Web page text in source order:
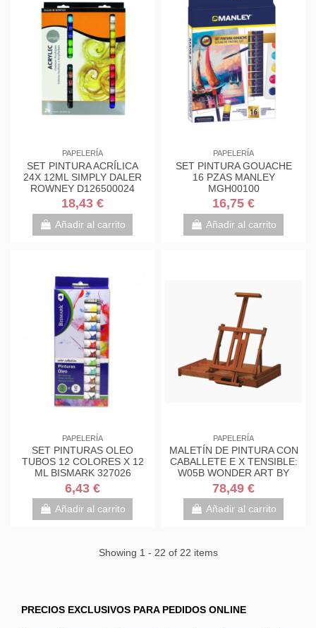
PAPELERÍA
SET PINTURA ACRÍLICA
24X 12ML SIMPLY DALER
ROWNEY D126500024
18,43 €
Añadir al carrito
PAPELERÍA
SET PINTURA GOUACHE
16 PZAS MANLEY
MGH00100
16,75 €
Añadir al carrito
PAPELERÍA
SET PINTURAS OLEO
TUBOS 12 COLORES X 12
ML BISMARK 327026
6,43 €
Añadir al carrito
PAPELERÍA
MALETÍN DE PINTURA CON
CABALLETE E X TENSIBLE:
W05B WONDER ART BY
PRYSE 6080010
78,49 €
Añadir al carrito
Showing 1 - 22 of 22 items
PRECIOS EXCLUSIVOS PARA PEDIDOS ONLINE